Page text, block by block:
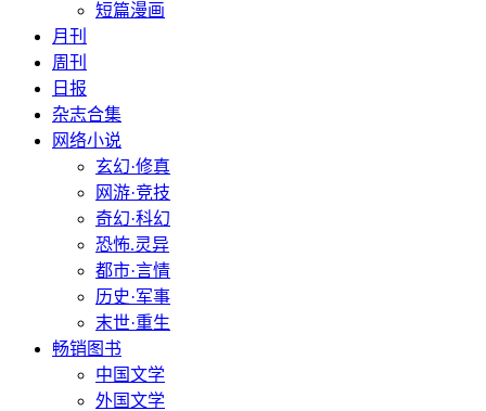
短篇漫画
月刊
周刊
日报
杂志合集
网络小说
玄幻·修真
网游·竞技
奇幻·科幻
恐怖.灵异
都市·言情
历史·军事
末世·重生
畅销图书
中国文学
外国文学